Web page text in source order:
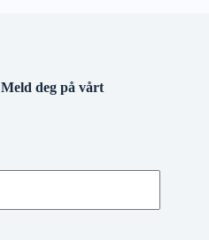
Meld deg på vårt